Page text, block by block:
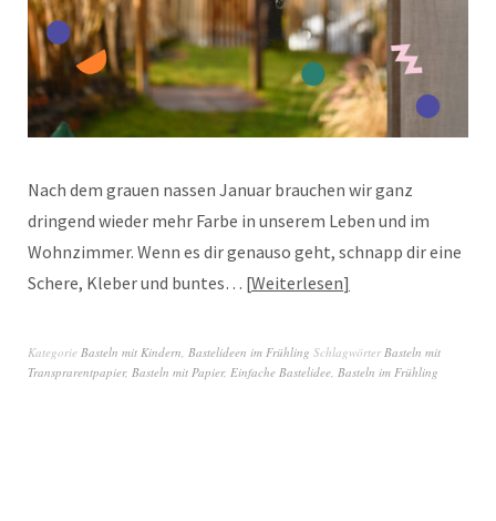
Nach dem grauen nassen Januar brauchen wir ganz
dringend wieder mehr Farbe in unserem Leben und im
Wohnzimmer. Wenn es dir genauso geht, schnapp dir eine
Schere, Kleber und buntes… Weiterlesen
Kategorie Basteln mit Kindern, Bastelideen im Frühling SchlagwörterBasteln mit
Transprarentpapier, Basteln mit Papier, Einfache Bastelidee, Basteln im Frühling